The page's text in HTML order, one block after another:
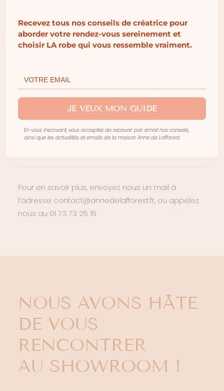
Conseils d’entretien pour prendre soin de
votre bijoux Anne de Lafforest :
afin de le garder le plus longtemps possible.
Découvrez nos looks sur Instagram
@annedelafforest.
Retrouvez l’ensemble de nos bijoux créateurs
Pour en savoir plus, envoyez nous un mail à
l’adresse contact@annedelafforest.fr, ou appelez
nous au 01 73 73 25 15
NOUS AVONS HÂTE
DE VOUS
RENCONTRER
AU SHOWROOM !
Recevez tous nos conseils de créatrice pour
aborder votre rendez-vous sereinement et
choisir LA robe qui vous ressemble vraiment.
JE VEUX MON GUIDE
En vous inscrivant, vous acceptez de recevoir par email nos conseils,
ainsi que les actualités et emails de la maison Anne de Lafforest.